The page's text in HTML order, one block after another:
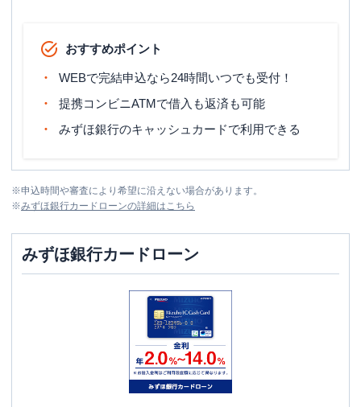
おすすめポイント
WEBで完結申込なら24時間いつでも受付！
提携コンビニATMで借入も返済も可能
みずほ銀行のキャッシュカードで利用できる
※申込時間や審査により希望に沿えない場合があります。
※みずほ銀行カードローンの詳細はこちら
みずほ銀行カードローン